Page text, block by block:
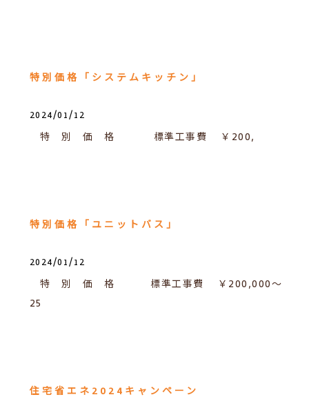
特別価格「システムキッチン」
2024/01/12
特 別 価 格 標準工事費 ￥200,
特別価格「ユニットバス」
2024/01/12
特 別 価 格 標準工事費 ￥200,000～
25
住宅省エネ2024キャンペーン